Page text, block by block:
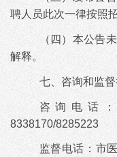
聘人员此次一律按照
（四）本公告
解释。
七、咨询和监
咨询电话
8338170/8285223
监督电话：市